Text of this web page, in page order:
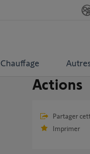
Chauffage
Actions
Partager
Imprimer